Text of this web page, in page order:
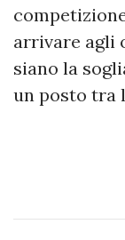
arrivare agli
siano la
un posto tra